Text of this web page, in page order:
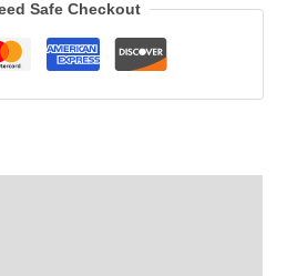
Safe Checkout